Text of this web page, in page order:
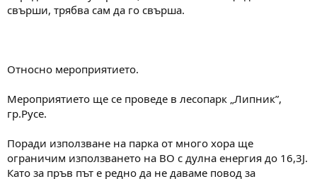
т
свърши, трябва сам да го свърша.
Относно мероприятието.
Мероприятието ще се проведе в лесопарк „Липник”,
гр.Русе.
Поради използване на парка от много хора ще
ограничим използването на ВО с дулна енергия до 16,3J.
Като за пръв път е редно да не даваме повод за